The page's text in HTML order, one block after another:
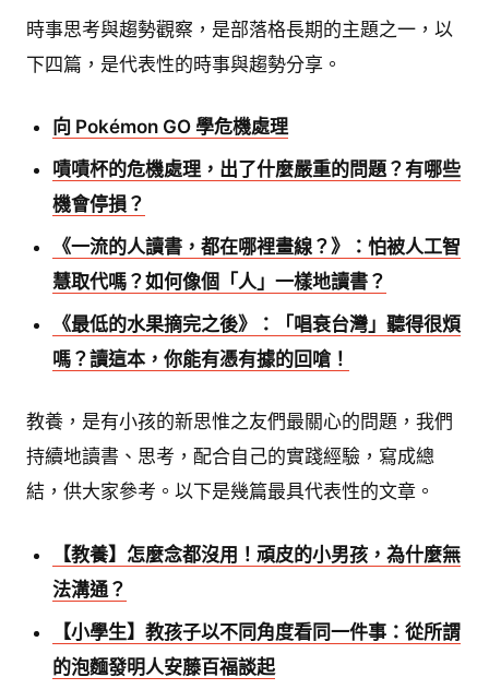
時事思考與趨勢觀察，是部落格長期的主題之一，以
下四篇，是代表性的時事與趨勢分享。
向 Pokémon GO 學危機處理
嘖嘖杯的危機處理，出了什麼嚴重的問題？有哪些
機會停損？
《一流的人讀書，都在哪裡畫線？》：怕被人工智
慧取代嗎？如何像個「人」一樣地讀書？
《最低的水果摘完之後》：「唱衰台灣」聽得很煩
嗎？讀這本，你能有憑有據的回嗆！
教養，是有小孩的新思惟之友們最關心的問題，我們
持續地讀書、思考，配合自己的實踐經驗，寫成總
結，供大家參考。以下是幾篇最具代表性的文章。
【教養】怎麼念都沒用！頑皮的小男孩，為什麼無
法溝通？
【小學生】教孩子以不同角度看同一件事：從所謂
的泡麵發明人安藤百福談起